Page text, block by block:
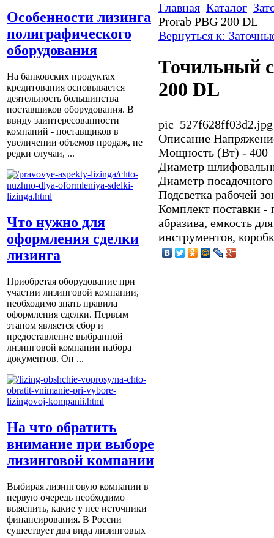
Особенности лизинга
полиграфического
оборудования
На банковских продуктах
кредитования основывается
деятельность большинства
поставщиков оборудования. В
ввиду заинтересованности
компаний - поставщиков в
увеличении объемов продаж, не
редки случаи, ...
Что нужно для
оформления сделки
лизинга
Приобретая оборудование при
участии лизинговой компании,
необходимо знать правила
оформления сделки. Первым
этапом является сбор и
предоставление выбранной
лизинговой компании набора
документов. Он ...
На что обратить
внимание при выборе
лизинговой компании
Выбирая лизинговую компании в
первую очередь необходимо
выяснить, какие у нее источники
финансирования. В России
существует два вида лизинговых
Главная Каталог
Prorab PBG 200 DL
Вернуться к:
Точильный
200 DL
pic_527f628ff03d2.jpg
Описание
Мощность (Вт) - 400
Диаметр
Диаметр
Подсветка рабочей
Комплект поставки -
абразива, емкость
инструментов,